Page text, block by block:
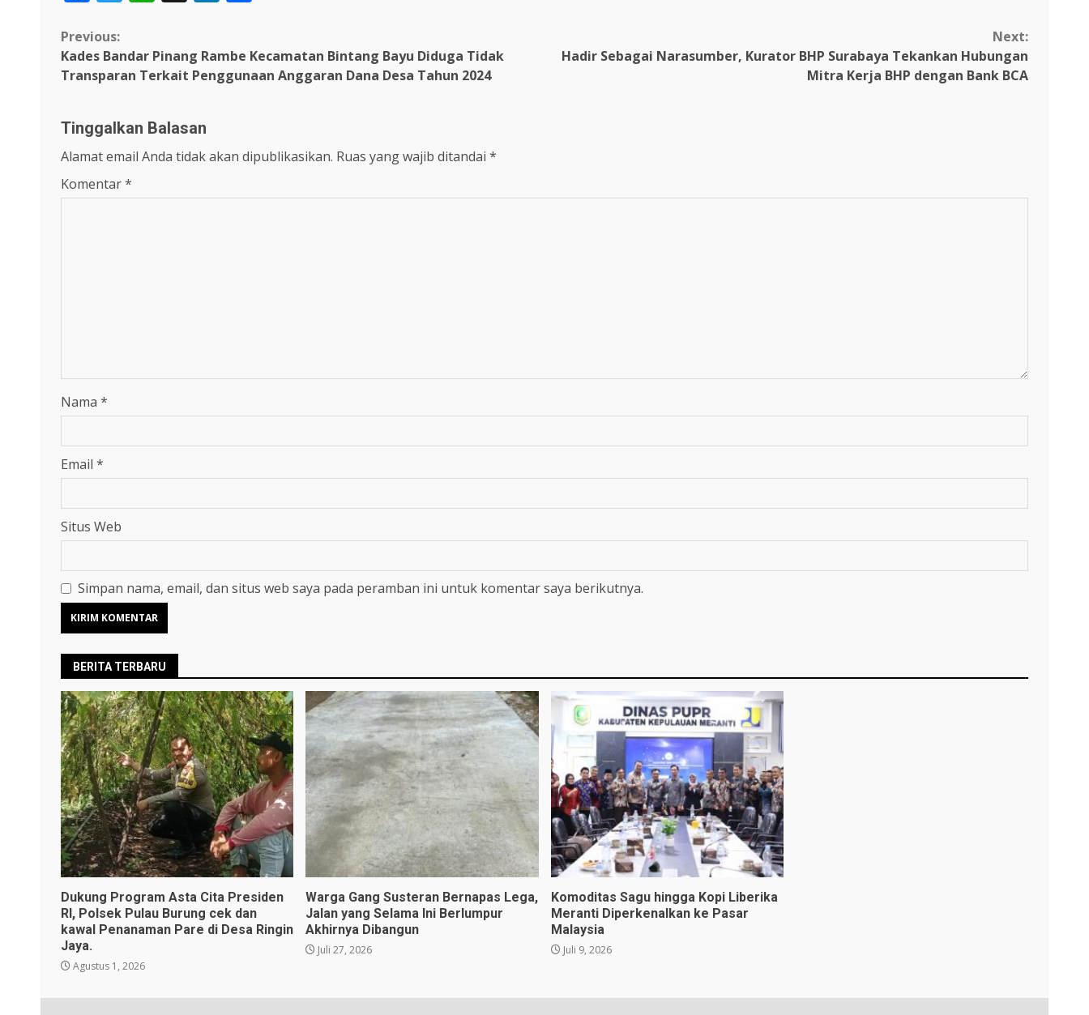
Continue
Reading
Previous:
Kades Bandar Pinang Rambe Kecamatan Bintang Bayu Diduga Tidak
Transparan Terkait Penggunaan Anggaran Dana Desa Tahun 2024
Next:
Hadir Sebagai Narasumber, Kurator BHP Surabaya Tekankan Hubungan
Mitra Kerja BHP dengan Bank BCA
Tinggalkan Balasan
Alamat email Anda tidak akan dipublikasikan. Ruas yang wajib ditandai *
Komentar*
Nama *
Email *
Situs Web
Simpan nama, email, dan situs web saya pada peramban ini untuk komentar saya berikutnya.
BERITA TERBARU
Dukung Program Asta Cita Presiden
RI, Polsek Pulau Burung cek dan
kawal Penanaman Pare di Desa Ringin
Jaya.
Agustus 1, 2026
Warga Gang Susteran Bernapas Lega,
Jalan yang Selama Ini Berlumpur
Akhirnya Dibangun
Juli 27, 2026
Komoditas Sagu hingga Kopi Liberika
Meranti Diperkenalkan ke Pasar
Malaysia
Juli 9, 2026